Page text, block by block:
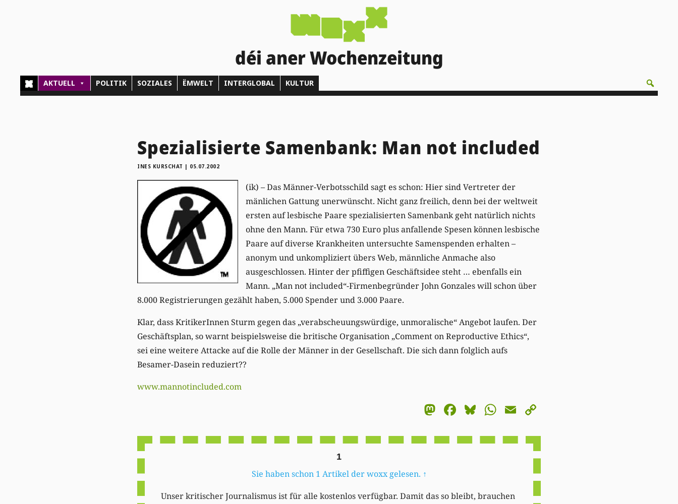
déi aner Wochenzeitung
AKTUELL POLITIK SOZIALES ËMWELT INTERGLOBAL KULTUR
Spezialisierte Samenbank: Man not included
INES KURSCHAT | 05.07.2002
(ik) – Das Männer-Verbotsschild sagt es schon: Hier sind Vertreter der
mänlichen Gattung unerwünscht. Nicht ganz freilich, denn bei der weltweit
ersten auf lesbische Paare spezialisierten Samenbank geht natürlich nichts
ohne den Mann. Für etwa 730 Euro plus anfallende Spesen können lesbische
Paare auf diverse Krankheiten untersuchte Samenspenden erhalten –
anonym und unkompliziert übers Web, männliche Anmache also
ausgeschlossen. Hinter der pfiffigen Geschäftsidee steht … ebenfalls ein
Mann. „Man not included“-Firmenbegründer John Gonzales will schon über
8.000 Registrierungen gezählt haben, 5.000 Spender und 3.000 Paare.
Klar, dass KritikerInnen Sturm gegen das „verabscheuungswürdige, unmoralische“ Angebot laufen. Der
Geschäftsplan, so warnt beispielsweise die britische Organisation „Comment on Reproductive Ethics“,
sei eine weitere Attacke auf die Rolle der Männer in der Gesellschaft. Die sich dann folglich aufs
Besamer-Dasein reduziert??
www.mannotincluded.com
Mastodon
Facebook
Bluesky
WhatsApp
Email
1
Sie haben schon 1 Artikel der woxx gelesen. ↑
Unser kritischer Journalismus ist für alle kostenlos verfügbar. Damit das so bleibt, brauchen